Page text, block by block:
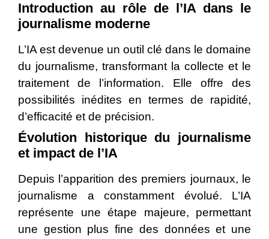
Introduction au rôle de l’IA dans le
journalisme moderne
L’IA est devenue un outil clé dans le domaine
du journalisme, transformant la collecte et le
traitement de l’information. Elle offre des
possibilités inédites en termes de rapidité,
d’efficacité et de précision.
Évolution historique du journalisme
et impact de l’IA
Depuis l’apparition des premiers journaux, le
journalisme a constamment évolué. L’IA
représente une étape majeure, permettant
une gestion plus fine des données et une